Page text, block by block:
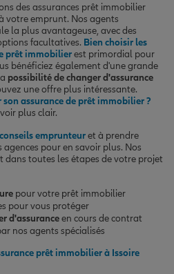
des assurances prêt immobilier
votre emprunt. Nos agents
la plus avantageuse, avec des
facultatives. Bien choisir les
prêt immobilierest primordial pour
bénéficiez également d'une grande
possibilité de changer d'assurance
une offre plus intéressante.
assurance de prêt immobilier ?
plus clair.
conseils emprunteuret à prendre
pour en savoir plus. Nos
toutes les étapes de votre projet
pour votre prêt immobilier
pour vous protéger
d'assuranceen cours de contrat
nos agents spécialisés
prêt immobilier à Issoire